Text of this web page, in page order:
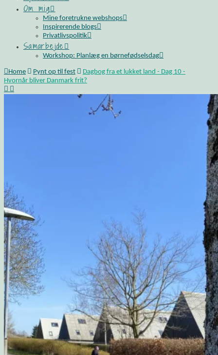
Om mig
Mine foretrukne webshops
Inspirerende blogs
Privatlivspolitik
Samarbejde
Workshop: Planlæg en børnefødselsdag
Home Pynt op til fest
Dagbog fra et lukket land - Dag 10 -
Hvornår bliver Danmark frit?